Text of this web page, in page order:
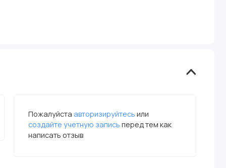
Пожалуйста авторизируйтесь или
создайте учетную запись перед тем как
написать отзыв